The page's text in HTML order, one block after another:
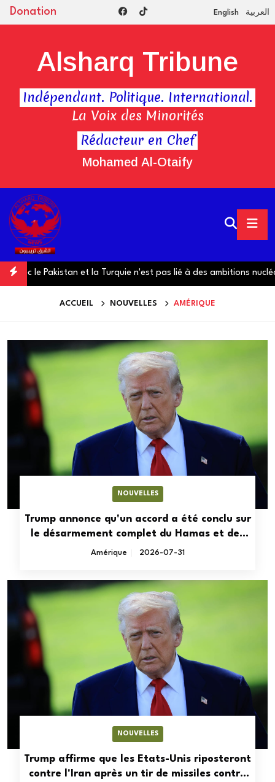
Donation English العربية
Rédacteur en Chef
Mohamed Al-Otaify
Alsharq Tribune
Indépendant. Politique. International.
La Voix des Minorités
Pakistan et la Turquie n'est pas lié à des ambitions nucléaires
ACCUEIL NOUVELLES AMÉRIQUE
NOUVELLES
Trump annonce qu'un accord a été conclu sur
le désarmement complet du Hamas et des
autres groupes armés à Gaza
Amérique 2026-07-31
NOUVELLES
Trump affirme que les Etats-Unis riposteront
contre l'Iran après un tir de missiles contre